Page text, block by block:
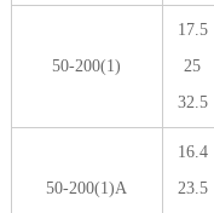
50-200(1)
17.5
25
32.5
50-200(1)A
16.4
23.5